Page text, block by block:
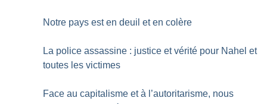
Notre pays est en deuil et en colère
La police assassine : justice et vérité pour Nahel et
toutes les victimes
Face au capitalisme et à l’autoritarisme, nous